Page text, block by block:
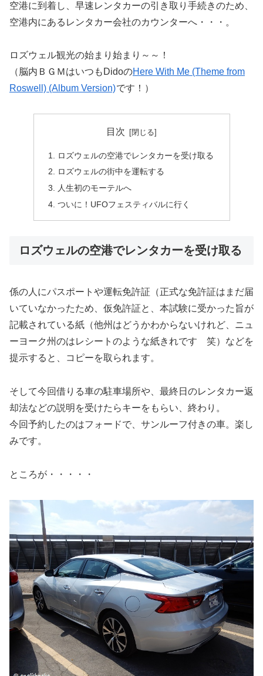
空港に到着し、早速レンタカーの引き取り手続きのため、
空港内にあるレンタカー会社のカウンターへ・・・。
ロズウェル観光の始まり始まり～～！
（脳内ＢＧＭはいつもDidoのHere With Me (Theme from
Roswell) (Album Version)です！）
目次
ロズウェルの空港でレンタカーを受け取る
ロズウェルの街中を運転する
人生初のモーテルへ
ついに！UFOフェスティバルに行く
ロズウェルの空港でレンタカーを受け取る
係の人にパスポートや運転免許証（正式な免許証はまだ届
いていなかったため、仮免許証と、本試験に受かった旨が
記載されている紙（他州はどうかわからないけれど、ニュ
ーヨーク州のはレシートのような紙きれです 笑）などを
提示すると、コピーを取られます。
そして今回借りる車の駐車場所や、最終日のレンタカー返
却法などの説明を受けたらキーをもらい、終わり。
今回予約したのはフォードで、サンルーフ付きの車。楽し
みです。
ところが・・・・・